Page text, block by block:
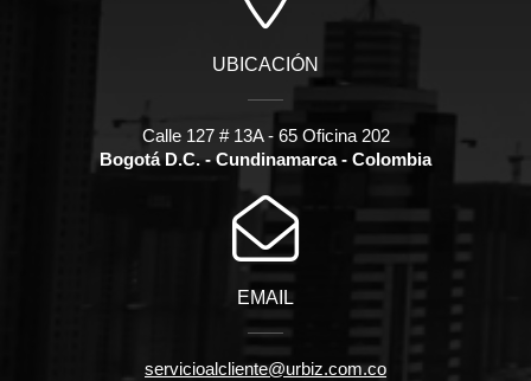
UBICACIÓN
Calle 127 # 13A - 65 Oficina 202
Bogotá D.C. - Cundinamarca - Colombia
EMAIL
servicioalcliente@urbiz.com.co